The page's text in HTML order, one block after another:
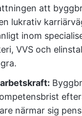
att
lukrativ
inom
VVS och
närmar sig